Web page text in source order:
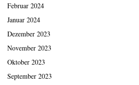
Februar 2024
Januar 2024
Dezember 2023
November 2023
Oktober 2023
September 2023